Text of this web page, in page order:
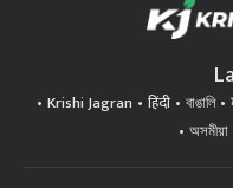
Krishi Jagran हिंदी বাঙালি
অসমীয়া